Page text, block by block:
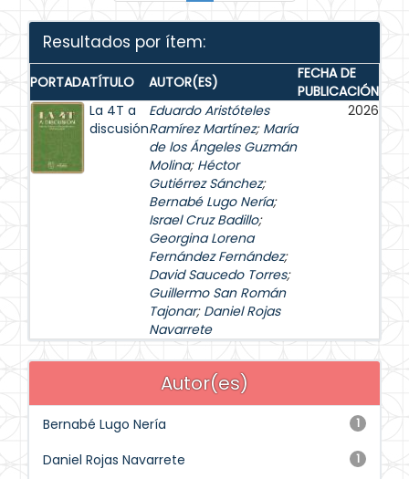
Resultados por ítem:
PORTADATÍTULO AUTOR(ES)
FECHA DE
PUBLICACIÓN
La 4T a
discusión
Eduardo Aristóteles
Ramírez Martínez; María
de los Ángeles Guzmán
Molina; Héctor
Gutiérrez Sánchez;
Bernabé Lugo Nería;
Israel Cruz Badillo;
Georgina Lorena
Fernández Fernández;
David Saucedo Torres;
Guillermo San Román
Tajonar; Daniel Rojas
Navarrete
2026
Autor(es)
1
Bernabé Lugo Nería
1
Daniel Rojas Navarrete